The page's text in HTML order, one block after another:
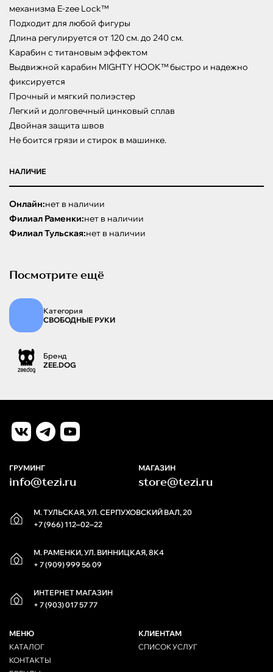
механизма E-zee Lock™
Подходит для любой фигуры
Длина регулируется от 120 см. до 240 см.
Карабин с титановым эффектом
Выдвижной карабин MIGHTY HOOK™ быстро и надежно
фиксируется
Прочный и мягкий полиэстер
Легкий и долговечный цинковый сплав
Двойная защита швов
Не боится грязи и стирок в машинке.
НАЛИЧИЕ
Онлайн:нет в наличии
Филиал Раменки:нет в наличии
Филиал Тульская:нет в наличии
Посмотрите ещё
Категория
СВОБОДНЫЕ РУКИ
Бренд
ZEE.DOG
М. ТУЛЬСКАЯ, УЛ. СЕРПУХОВСКИЙ ВАЛ, 20
+7 (966) 112‒02‒22
М. РАМЕНКИ, УЛ. ВИННИЦКАЯ, 8К4
+ 7 (909) 999 56 09
ИНТЕРНЕТ МАГАЗИН
+ 7 (903) 017 57 77
ГРУМИНГ
info@tezi.ru
МАГАЗИН
store@tezi.ru
МЕНЮ
КАТАЛОГ
КОНТАКТЫ
КЛИЕНТАМ
СПИСОК УСЛУГ